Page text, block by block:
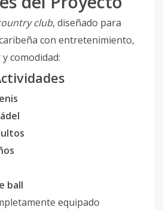
club, diseñado para
con entretenimiento,
comodidad:
ball
equipado